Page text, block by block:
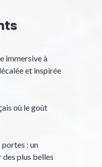
immersive à
et inspirée
où le goût
: un
plus belles